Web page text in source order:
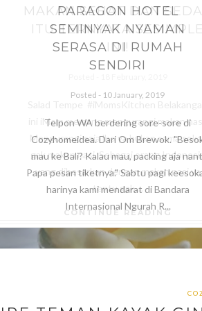
7 TIPE TEMAN KAYAK
DI MEDSOS, UNFOLLOW
SAJA!
CONTINUE READING
MAKAN SEHAT DAN
ITU TERNYATA SESIMPLE
INI!
CONTINUE READING
PARAGON HOTEL
SEMINYAK NYAMAN
SERASA DI RUMAH
SENDIRI
Posted - 10January, 2019
Telpon WA berdering sore-sore di
Cozyhomeidea. Dari Om Brewok.
mau ke Bali? Kalau mau, packing aja
Papa pesan tiketnya." Sabtu pagi
harinya kami mendarat di Bandara
Internasional Ngurah R...
CONTINUE READING
KECIL TAPI LA.KU
20 December 2018
CONTINUE READING
KAFE PHOTOGENIC DI
PANTAI AKARENA INI
FOTO SUNSETMU LOOK
INSTAGRAMMABLE.
23November 2018
CONTINUE READING